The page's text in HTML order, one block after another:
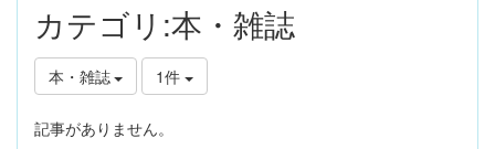
カテゴリ:本・雑誌
本・雑誌 1件
記事がありません。